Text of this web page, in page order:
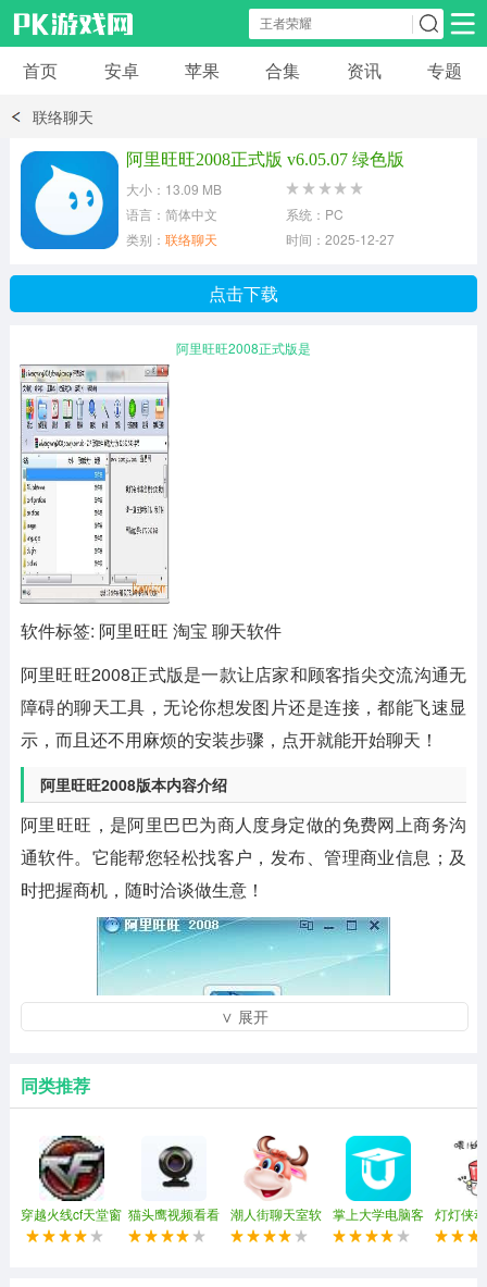
安卓应用 安卓游戏
模拟经营
首页 安卓 苹果 合集 资讯 专题
联络聊天
阿里旺旺2008正式版 v6.05.07 绿色版
大小：13.09 MB
语言：简体中文
系统：PC
类别： 联络聊天 时间：2025-12-27
点击下载
阿里旺旺2008正式版是
软件标签: 阿里旺旺 淘宝 聊天软件
阿里旺旺2008正式版是一款让店家和顾客指尖交流沟通无
障碍的聊天工具，无论你想发图片还是连接，都能飞速显
示，而且还不用麻烦的安装步骤，点开就能开始聊天！
阿里旺旺2008版本内容介绍
阿里旺旺，是阿里巴巴为商人度身定做的免费网上商务沟
通软件。它能帮您轻松找客户，发布、管理商业信息；及
时把握商机，随时洽谈做生意！
∨ 展开
同类推荐
穿越火线cf天堂窗
口化(穿越火线窗
猫头鹰视频看看
(强制视频聊天)
潮人街聊天室软
件
掌上大学电脑客
户端
灯灯侠
包